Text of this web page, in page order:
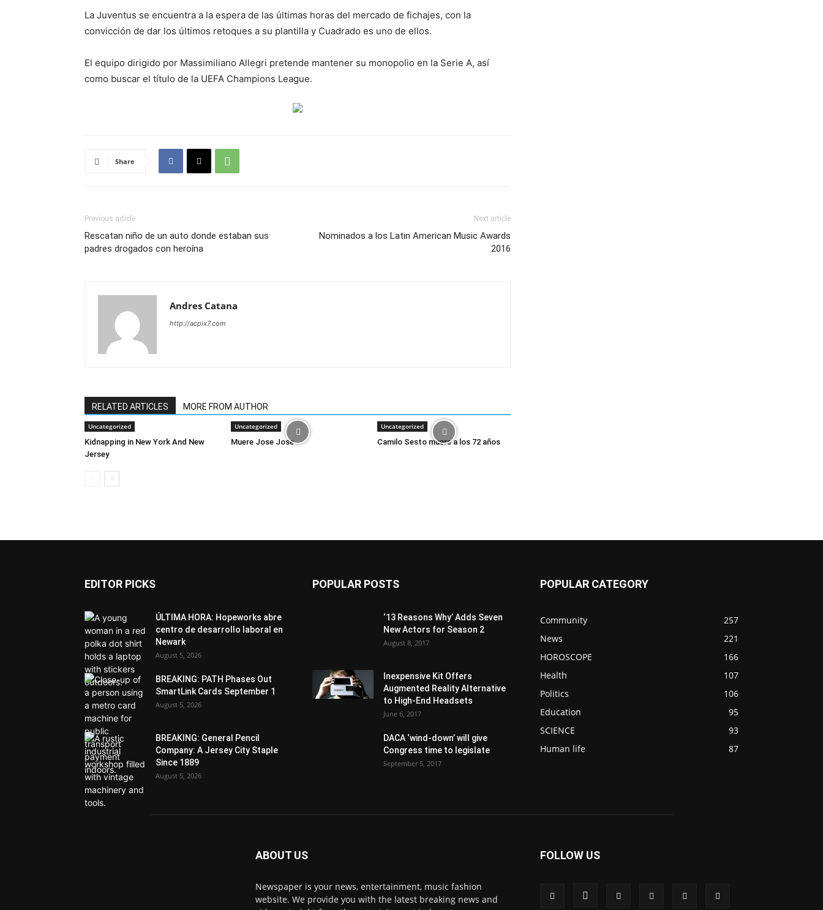
La Juventus se encuentra a la espera de las últimas horas del mercado de fichajes, con la
convicción de dar los últimos retoques a su plantilla y Cuadrado es uno de ellos.
El equipo dirigido por Massimiliano Allegri pretende mantener su monopolio en la Serie A, así
como buscar el título de la UEFA Champions League.
Share
Previous article
Rescatan niño de un auto donde estaban sus
padres drogados con heroína
Next article
Nominados a los Latin American Music Awards
2016
Andres Catana
http://acpix7.com
RELATED ARTICLES MORE FROM AUTHOR
Uncategorized
Kidnapping in New York And New
Jersey
Uncategorized
Muere Jose Jose
Uncategorized
Camilo Sesto muere a los 72 años
EDITOR PICKS
ÚLTIMA HORA: Hopeworks abre
centro de desarrollo laboral en
Newark
August 5, 2026
BREAKING: PATH Phases Out
SmartLink Cards September 1
August 5, 2026
BREAKING: General Pencil
Company: A Jersey City Staple
Since 1889
August 5, 2026
POPULAR POSTS
‘13 Reasons Why’ Adds Seven
New Actors for Season 2
August 8, 2017
Inexpensive Kit Offers
Augmented Reality Alternative
to High-End Headsets
June 6, 2017
DACA ‘wind-down’ will give
Congress time to legislate
September 5, 2017
POPULAR CATEGORY
Community
257
News
221
HOROSCOPE
166
Health
107
Politics
106
Education
95
SCIENCE
93
Human life
87
ABOUT US
Newspaper is your news, entertainment, music fashion
website. We provide you with the latest breaking news and
FOLLOW US